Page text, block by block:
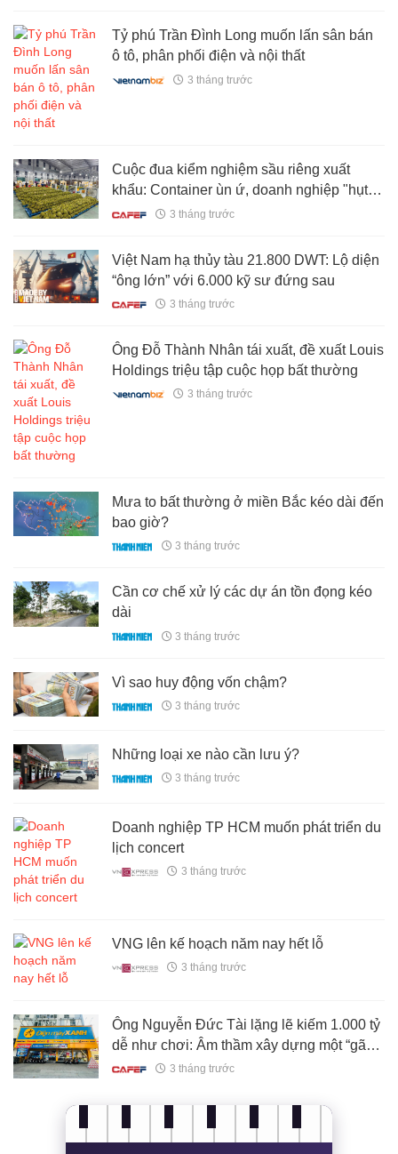
Tỷ phú Trần Đình Long muốn lấn sân bán
ô tô, phân phối điện và nội thất
3 tháng trước
Cuộc đua kiểm nghiệm sầu riêng xuất
khẩu: Container ùn ứ, doanh nghiệp "hụt
hơi"
3 tháng trước
Việt Nam hạ thủy tàu 21.800 DWT: Lộ diện
“ông lớn” với 6.000 kỹ sư đứng sau
3 tháng trước
Ông Đỗ Thành Nhân tái xuất, đề xuất Louis
Holdings triệu tập cuộc họp bất thường
3 tháng trước
Mưa to bất thường ở miền Bắc kéo dài đến
bao giờ?
3 tháng trước
Cần cơ chế xử lý các dự án tồn đọng kéo
dài
3 tháng trước
Vì sao huy động vốn chậm?
3 tháng trước
Những loại xe nào cần lưu ý?
3 tháng trước
Doanh nghiệp TP HCM muốn phát triển du
lịch concert
3 tháng trước
VNG lên kế hoạch năm nay hết lỗ
3 tháng trước
Ông Nguyễn Đức Tài lặng lẽ kiếm 1.000 tỷ
dễ như chơi: Âm thầm xây dựng một “gã
khổng lồ” mới?
3 tháng trước